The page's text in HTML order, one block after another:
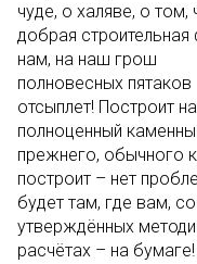
чуде, о халяве, о том,
добрая
нам, на наш грош
полновесных пятаков
отсыплет! Построит
полноценный
прежнего, обычного
построит – нет
будет там, где вам,
утверждённых
расчётах – на бумаге!